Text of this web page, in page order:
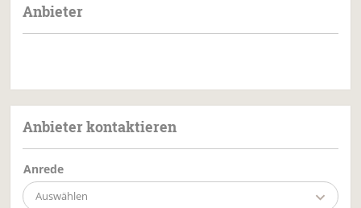
Anbieter
Anbieter kontaktieren
Anrede
Auswählen